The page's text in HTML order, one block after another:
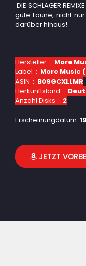
DIE SCHLAGER
gute Laune, nicht
darüber hinaus!
Hersteller ‏ : ‎ More
Label ‏ : ‎ More Music
ASIN ‏ : ‎ B09GCXLLMR
Herkunftsland ‏ : ‎
Anzahl Disks ‏ : ‎ 2
Erscheinungdatum:
JETZT